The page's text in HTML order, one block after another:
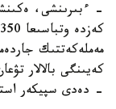
- ءبىرىنشى،
مەملەكەتتىك
- دەدى سپيكەر